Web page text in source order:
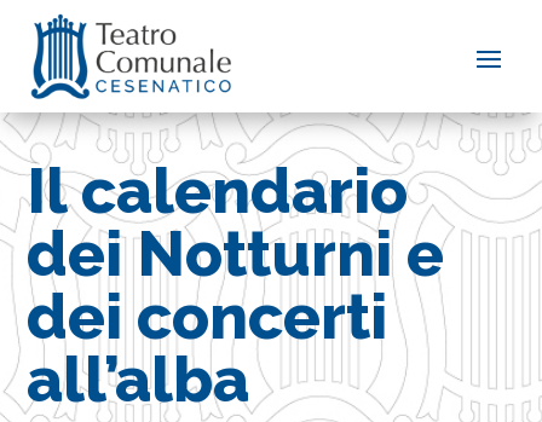
Il calendario
dei Notturni e
dei concerti
all’alba